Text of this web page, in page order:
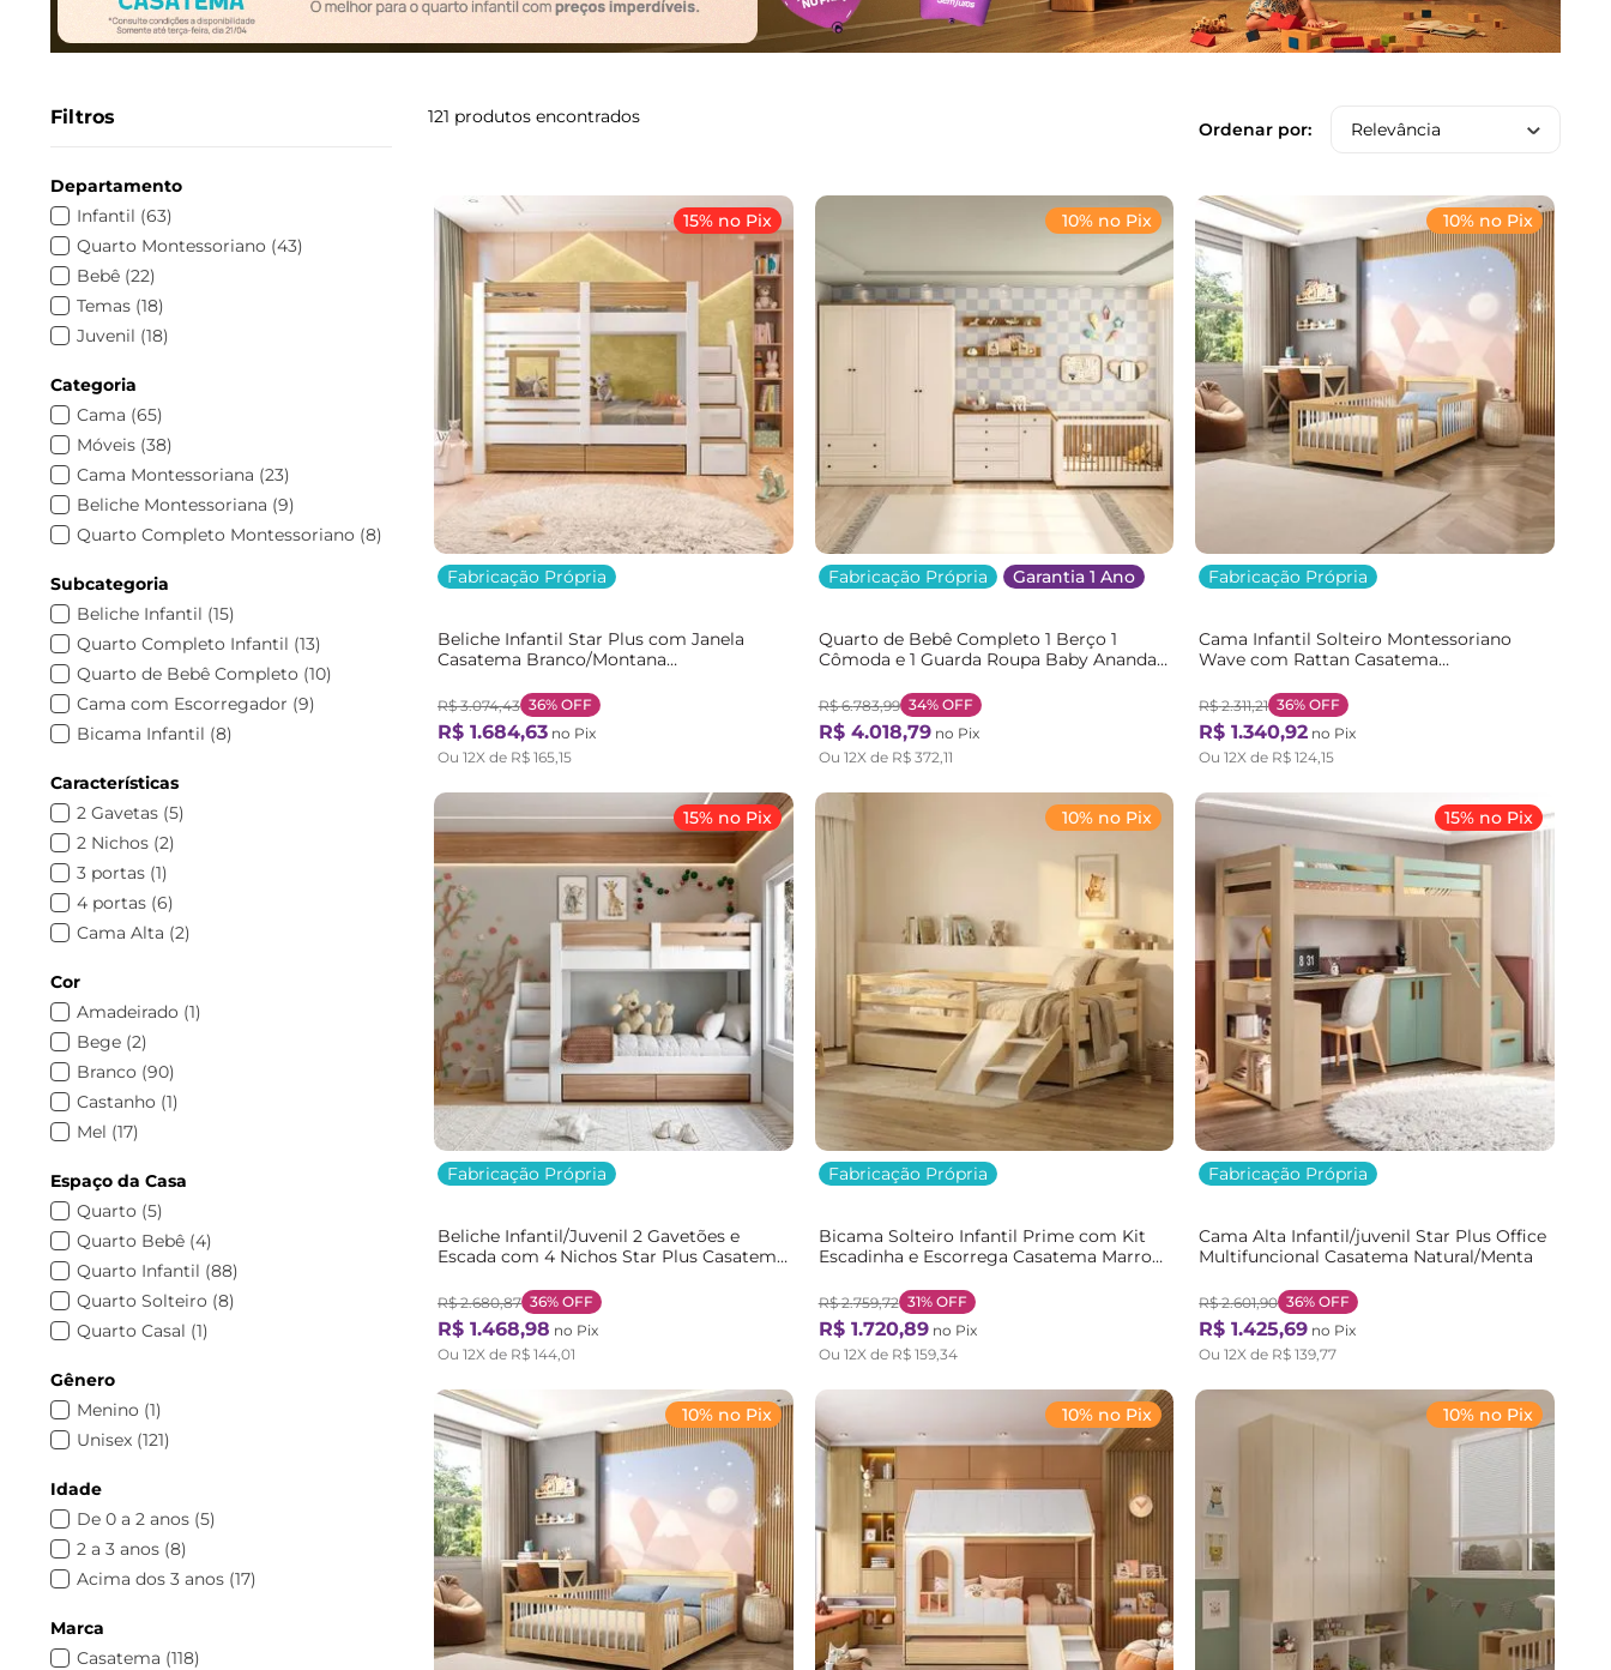
Filtros
Departamento
Infantil (63)
Quarto Montessoriano (43)
Bebê (22)
Temas (18)
Juvenil (18)
Móveis
Categoria
Cama (65)
Móveis (38)
Cama Montessoriana (23)
Beliche Montessoriana (9)
Quarto Completo Montessoriano (8)
Quartos (6)
Linha Prime (3)
Linha Giulia (3)
Acessório Quarto Montessoriano
Linha Teen Play (2)
Linha Noop ( 2)
Linha Madeira Natural
Infantis ( 1)
Estante Montessoriana
Subcategoria
Beliche Infantil (15)
Quarto Completo Infantil (13)
Quarto de Bebê Completo (10)
Cama com Escorregador (9)
Bicama Infantil (8)
Berço Mini Cama
Treliche infantil
Cama Solteiro
Berço (5 )
Beliches (5)
Guarda Roupa de Bebê
Acessórios Diversos
Mesa e Cadeira Infantil
Guarda Roupa Infantil
Cômoda (3)
Cama Multifuncional
Cama Casinha
Mini Cama (2
Guarda Roupa Modulado
Estante Infantil (
Cama Solteiro Infantil
Cômoda para Bebê
Cômoda Infantil
Cama para Menino
Cama para Menina
Cama Babá
Bicamas
Características
2 Gavetas (5)
2 Nichos (2)
3 portas (1)
4 portas (6)
Cama Alta (2)
com Escada
com Escorregador
com Grade
com Telhado
Kit (1)
Cor
Amadeirado (1)
Bege (2)
Branco (90)
Castanho (1)
Mel (17)
Nogueira (2)
Rosa (3 )
Verde (6)
Vermelho (1)
Espaço da Casa
Quarto (5)
Quarto Bebê (4)
Quarto Infantil (88)
Quarto Solteiro (8)
Quarto Casal (1)
Gênero
Menino (1)
Unisex (121)
Idade
De 0 a 2 anos (5)
2 a 3 anos (8)
Acima dos 3 anos (17)
Marca
Casatema (118)
121 produtos
Relevância
Fabricação Própria
15% no Pix
Beliche Infantil Star Plus com Janela
Casatema Branco/Montana
R$ 3.074,43 36% OFF
R$ 1.684,63 no Pix
Ou 12X de R$ 165,15
Fabricação Própria Garantia 1 Ano
10% no Pix
Quarto de Bebê Completo 1 Berço 1
Cômoda e 1 Guarda Roupa Baby Ananda
OffWhite/Mel
R$ 6.783,99 34%OFF
R$ 4.018,79no Pix
Ou 12X de R$ 372,11
Fabricação Própria
10% no Pix
Cama Infantil Solteiro Montessoriano
Wave com Rattan Casatema
R$ 2.311,21 36% OFF
R$ 1.340,92 no Pix
Ou12X de R$ 124,15
Fabricação Própria
15% no Pix
Beliche Infantil/Juvenil 2 Gavetões e
Escada com 4 Nichos Star Plus Casatema
R$ 2.680,87 36% OFF
R$ 1.468,98 no Pix
Ou 12X de R$ 144,01
Fabricação Própria
10% no Pix
Bicama Solteiro Infantil Prime com Kit
Escadinha e Escorrega Casatema Marrom
R$ 2.759,72 31%OFF
R$ 1.720,89no Pix
Ou 12X de R$ 159,34
Fabricação Própria
15% no Pix
Cama Alta Infantil/juvenil Star Plus Office
Multifuncional Casatema Natural/Menta
R$ 2.601,90 36% OFF
R$ 1.425,69 no Pix
Ou12X de R$ 139,77
10% no Pix 10% no Pix 10% no Pix